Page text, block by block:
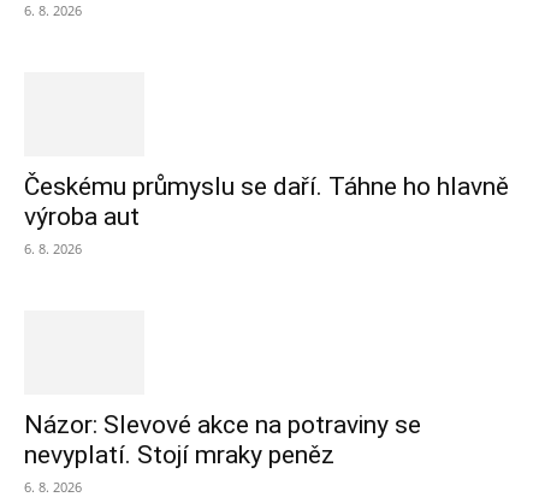
6. 8. 2026
Českému průmyslu se daří. Táhne ho hlavně
výroba aut
6. 8. 2026
Názor: Slevové akce na potraviny se
nevyplatí. Stojí mraky peněz
6. 8. 2026